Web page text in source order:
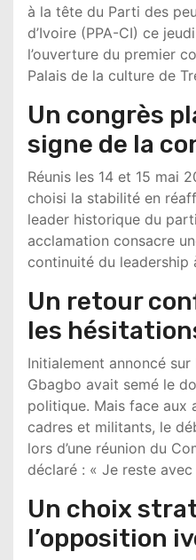
à la tête du Parti des
d’Ivoire (PPA-CI) ce
l’ouverture du premier
Palais de la culture de
Un congrès
signe de la
Réunis les 14 et 15 mai
choisi la stabilité en
leader historique du
acclamation consacre
continuité du leadership
Un retour
les
Initialement annoncé
Gbagbo avait semé le
politique. Mais face aux
cadres et militants, le
lors d’une réunion du
déclaré : « Je reste avec
Un choix
l’opposition